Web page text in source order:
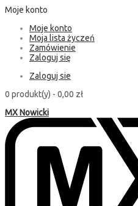
Moje konto
Moje konto
Moja lista życzeń
Zamówienie
Zaloguj się
Zaloguj sie
0 produkt(y) - 0,00 zł
MX Nowicki